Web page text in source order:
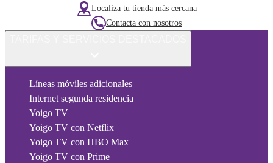
Localiza tu tienda más cercana
Contacta con nosotros
Líneas móviles adicionales
Internet segunda residencia
Yoigo TV
Yoigo TV con Netflix
Yoigo TV con HBO Max
Yoigo TV con Prime